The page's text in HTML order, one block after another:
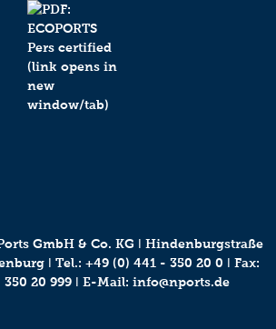
GmbH & Co. KG ǀ Hindenburgstraße
ǀ Tel.: +49 (0) 441 - 350 20 0 ǀ Fax:
20 999 ǀ E-Mail: info@nports.de